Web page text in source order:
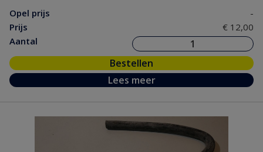
Opel prijs
-
Prijs
€ 12,00
Aantal
Bestellen
Lees meer